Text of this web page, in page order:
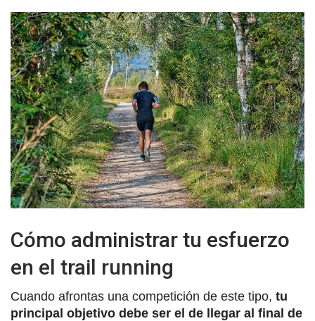
Cómo administrar tu esfuerzo
en el trail running
Cuando afrontas una competición de este tipo, tu
principal objetivo debe ser el de llegar al final de